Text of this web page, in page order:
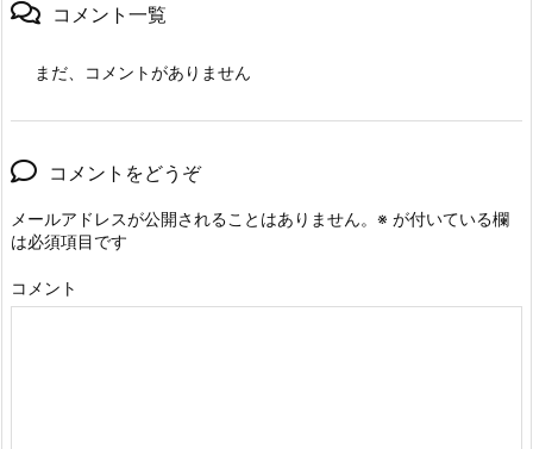
コメント一覧
まだ、コメントがありません
コメントをどうぞ
メールアドレスが公開されることはありません。 ※ が付いている欄
は必須項目です
コメント